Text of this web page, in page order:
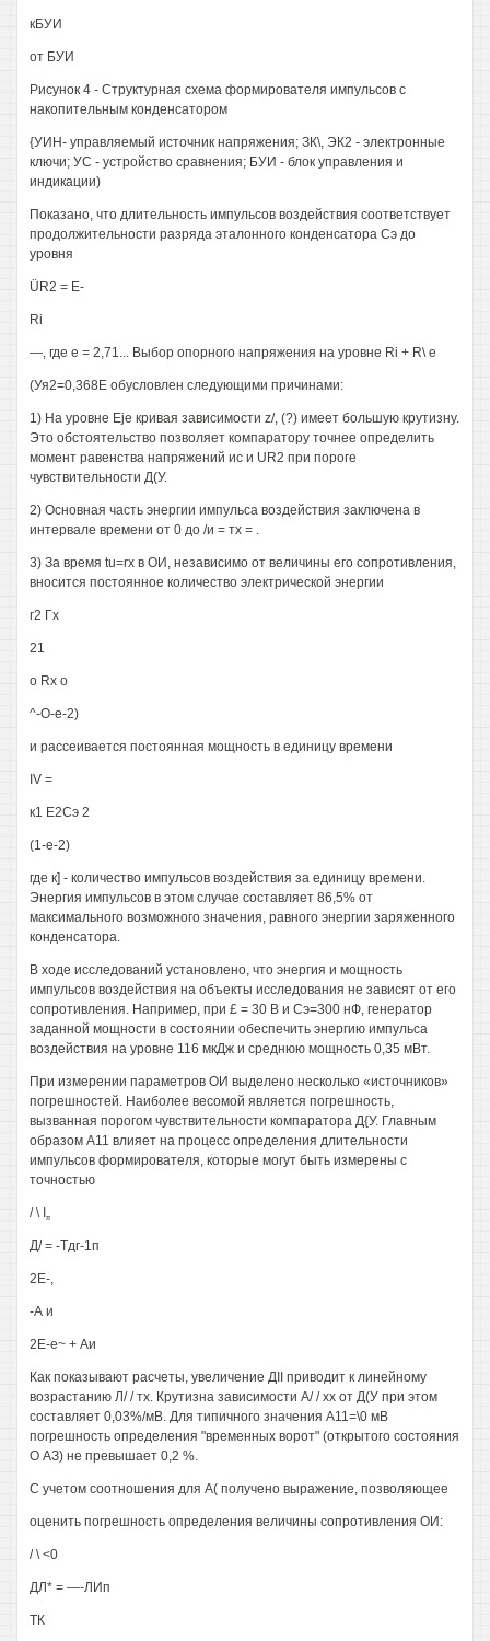
кБУИ
от БУИ
Рисунок 4 - Структурная схема формирователя импульсов с
накопительным конденсатором
{УИН- управляемый источник напряжения; ЗК\, ЭК2 - электронные
ключи; УС - устройство сравнения; БУИ - блок управления и
индикации)
Показано, что длительность импульсов воздействия соответствует
продолжительности разряда эталонного конденсатора Сэ до
уровня
ÜR2 = E-
Ri
—, где е = 2,71... Выбор опорного напряжения на уровне Ri + R\ е
(Уя2=0,368Е обусловлен следующими причинами:
1) На уровне Eje кривая зависимости z/, (?) имеет большую крутизну.
Это обстоятельство позволяет компаратору точнее определить
момент равенства напряжений ис и UR2 при пороге
чувствительности Д(У.
2) Основная часть энергии импульса воздействия заключена в
интервале времени от 0 до /и = тх = .
3) За время tu=rx в ОИ, независимо от величины его сопротивления,
вносится постоянное количество электрической энергии
г2 Гх
21
о Rx о
^-О-е-2)
и рассеивается постоянная мощность в единицу времени
IV =
к1 Е2Сэ 2
(1-е-2)
где к] - количество импульсов воздействия за единицу времени.
Энергия импульсов в этом случае составляет 86,5% от
максимального возможного значения, равного энергии заряженного
конденсатора.
В ходе исследований установлено, что энергия и мощность
импульсов воздействия на объекты исследования не зависят от его
сопротивления. Например, при £ = 30 В и Сэ=300 нФ, генератор
заданной мощности в состоянии обеспечить энергию импульса
воздействия на уровне 116 мкДж и среднюю мощность 0,35 мВт.
При измерении параметров ОИ выделено несколько «источников»
погрешностей. Наиболее весомой является погрешность,
вызванная порогом чувствительности компаратора Д{У. Главным
образом А11 влияет на процесс определения длительности
импульсов формирователя, которые могут быть измерены с
точностью
/ \ I„
Д/ = -Тдг-1п
2Е-,
-А и
2Е-е~ + Аи
Как показывают расчеты, увеличение ДII приводит к линейному
возрастанию Л/ / тх. Крутизна зависимости А/ / хх от Д(У при этом
составляет 0,03%/мВ. Для типичного значения А11=\0 мВ
погрешность определения "временных ворот" (открытого состояния
О АЗ) не превышает 0,2 %.
С учетом соотношения для А( получено выражение, позволяющее
оценить погрешность определения величины сопротивления ОИ:
/ \ <0
ДЛ* = —-ЛИп
ТК